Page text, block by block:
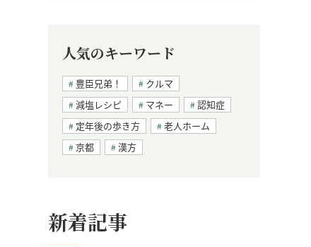
人気のキーワード
豊臣兄弟！
クルマ
減塩レシピ
マネー
認知症
定年後の歩き方
老人ホーム
京都
漢方
新着記事